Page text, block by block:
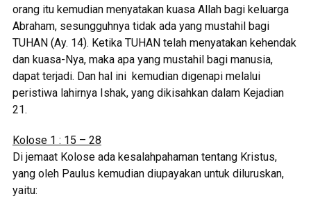
orang itu kemudian menyatakan kuasa Allah bagi keluarga
Abraham, sesungguhnya tidak ada yang mustahil bagi
TUHAN (Ay. 14). Ketika TUHAN telah menyatakan kehendak
dan kuasa-Nya, maka apa yang mustahil bagi manusia,
dapat terjadi. Dan hal ini kemudian digenapi melalui
peristiwa lahirnya Ishak, yang dikisahkan dalam Kejadian
21.
Kolose 1 : 15 – 28
Di jemaat Kolose ada kesalahpahaman tentang Kristus,
yang oleh Paulus kemudian diupayakan untuk diluruskan,
yaitu: